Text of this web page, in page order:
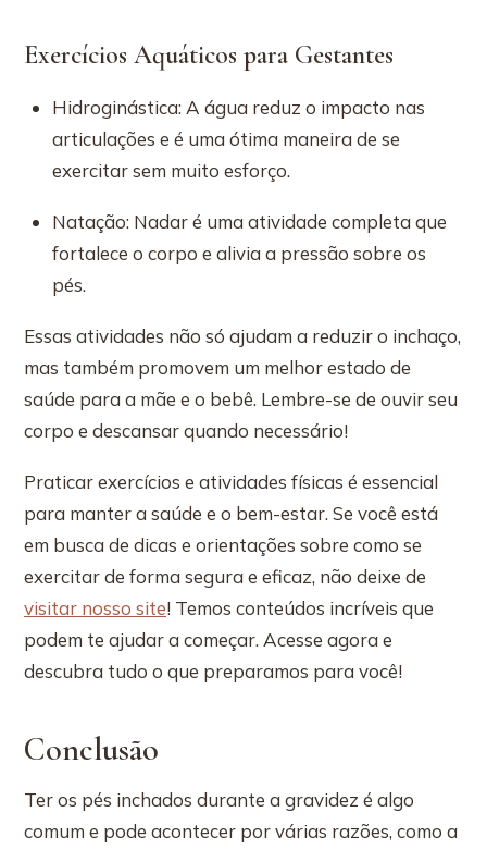
Exercícios Aquáticos para Gestantes
Hidroginástica: A água reduz o impacto nas
articulações e é uma ótima maneira de se
exercitar sem muito esforço.
Natação: Nadar é uma atividade completa que
fortalece o corpo e alivia a pressão sobre os
pés.
Essas atividades não só ajudam a reduzir o inchaço,
mas também promovem um melhor estado de
saúde para a mãe e o bebê. Lembre-se de ouvir seu
corpo e descansar quando necessário!
Praticar exercícios e atividades físicas é essencial
para manter a saúde e o bem-estar. Se você está
em busca de dicas e orientações sobre como se
exercitar de forma segura e eficaz, não deixe de
visitar nosso site! Temos conteúdos incríveis que
podem te ajudar a começar. Acesse agora e
descubra tudo o que preparamos para você!
Conclusão
Ter os pés inchados durante a gravidez é algo
comum e pode acontecer por várias razões, como a